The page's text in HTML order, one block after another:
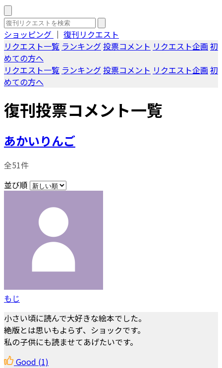
ショッピング ｜ 復刊リクエスト
リクエスト一覧 ランキング投票コメント リクエスト企画 初
めての方へ
リクエスト一覧 ランキング投票コメント リクエスト企画 初
めての方へ
復刊投票コメント一覧
あかいりんご
全51件
並び順
もじ
小さい頃に読んで大好きな絵本でした。
絶版とは思いもよらず、ショックです。
私の子供にも読ませてあげたいです。
Good (1)